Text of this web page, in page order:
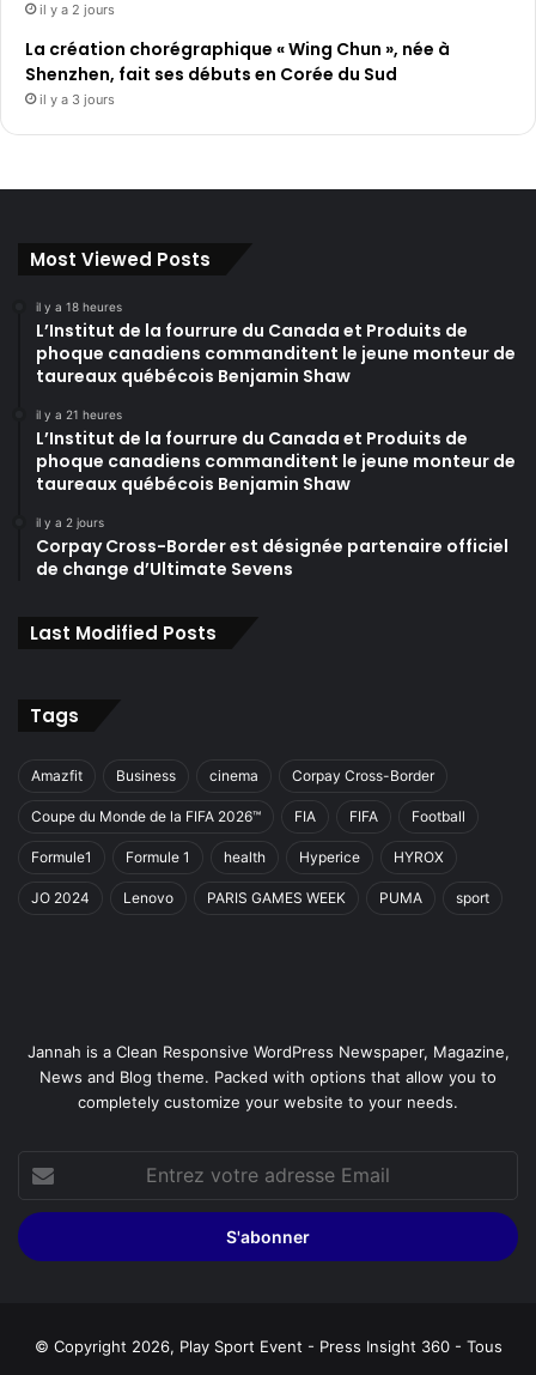
il y a 2 jours
La création chorégraphique « Wing Chun », née à
Shenzhen, fait ses débuts en Corée du Sud
il y a 3 jours
Most Viewed Posts
il y a 18 heures
L’Institut de la fourrure du Canada et Produits de
phoque canadiens commanditent le jeune monteur de
taureaux québécois Benjamin Shaw
il y a 21 heures
L’Institut de la fourrure du Canada et Produits de
phoque canadiens commanditent le jeune monteur de
taureaux québécois Benjamin Shaw
il y a 2 jours
Corpay Cross-Border est désignée partenaire officiel
de change d’Ultimate Sevens
Last Modified Posts
Tags
Amazfit Business cinema Corpay Cross-Border
Coupe du Monde de la FIFA 2026™ FIA FIFA Football
Formule1 Formule 1 health Hyperice HYROX
JO 2024 Lenovo PARIS GAMES WEEK PUMA sport
Jannah is a Clean Responsive WordPress Newspaper, Magazine,
News and Blog theme. Packed with options that allow you to
completely customize your website to your needs.
votre
adresse
Email
© Copyright 2026, Play Sport Event - Press Insight 360 - Tous